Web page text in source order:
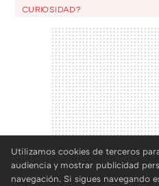
CURIOSIDAD?
Utilizamos cookies de terceros
audiencia y mostrar publicidad
navegación. Si sigues navegando